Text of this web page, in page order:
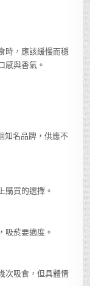
時，應該緩慢而穩
感與香氣。
知名品牌，供應不
購買的選擇。
吸菸要適度。
次吸食，但具體情